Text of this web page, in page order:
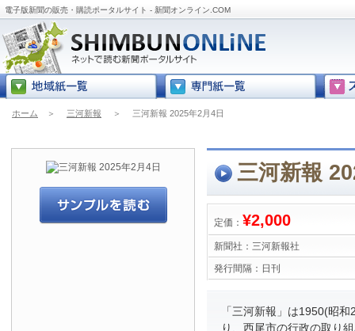
電子版新聞の販売・購読ポータルサイト - 新聞オンライン.COM
ホーム ＞ 三河新報 ＞ 三河新報 2025年2月4日
三河新報
定価： ¥2,000
新聞社： 三河新報社
発行間隔： 日刊
「三河新報」は1950(昭
り、西尾市の行政の取り